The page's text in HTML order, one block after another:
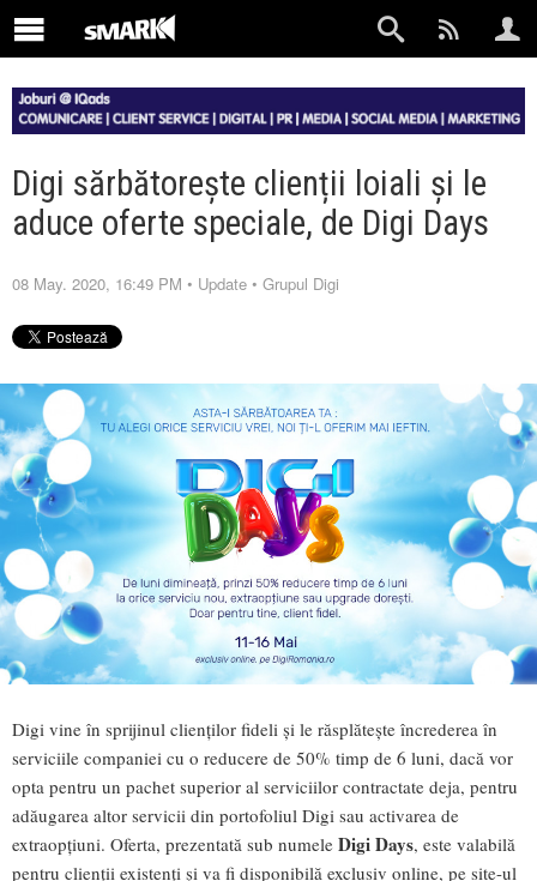
Digi sărbătorește clienții loiali și le
aduce oferte speciale, de Digi Days
08 May. 2020, 16:49 PM • Update • Grupul Digi
Digi vine în sprijinul clienților fideli și le răsplătește încrederea în
serviciile companiei cu o reducere de 50% timp de 6 luni, dacă vor
opta pentru un pachet superior al serviciilor contractate deja, pentru
adăugarea altor servicii din portofoliul Digi sau activarea de
extraopțiuni. Oferta, prezentată sub numele Digi Days, este valabilă
pentru clienții existenți și va fi disponibilă exclusiv online, pe site-ul